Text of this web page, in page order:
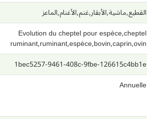
القطيع,ماشية,الأبقار,غنم,الأغنام,الماعز
Evolution du cheptel pour espèce,cheptel
ruminant,ruminant,espèce,bovin,caprin,ovin
1bec5257-9461-408c-9fbe-126615c4bb1e
Annuelle